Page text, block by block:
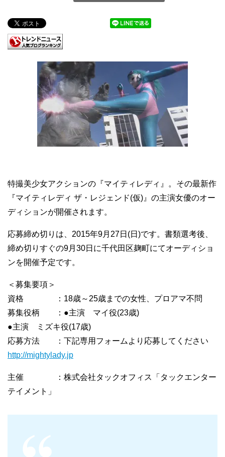
特撮美少女アクションの『マイティレディ』。その最新作
『マイティレディ ザ・レジェンド(仮)』の主演女優のオー
ディションが開催されます。
応募締め切りは、2015年9月27日(日)です。書類選考後、
締め切りすぐの9月30日に千代田区麹町にてオーディショ
ンを開催予定です。
＜募集要項＞
資格 ：18歳～25歳までの女性、プロアマ不問
募集役柄 ：●主演 マイ役(23歳)
●主演 ミズキ役(17歳)
応募方法 ：下記専用フォームより応募してください
http://mightylady.jp
主催 ：株式会社タックオフィス「タックエンター
テイメント」